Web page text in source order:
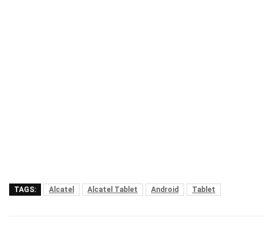
TAGS: Alcatel Alcatel Tablet Android Tablet